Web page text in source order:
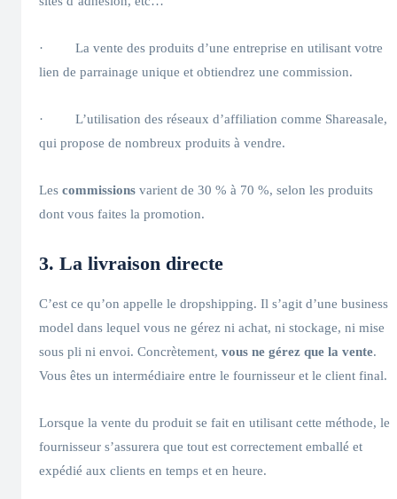
· La vente des produits d’une entreprise en utilisant votre
lien de parrainage unique et obtiendrez une commission.
· L’utilisation des réseaux d’affiliation comme Shareasale,
qui propose de nombreux produits à vendre.
Les commissions varient de 30 % à 70 %, selon les produits
dont vous faites la promotion.
3. La livraison directe
C’est ce qu’on appelle le dropshipping. Il s’agit d’une business
model dans lequel vous ne gérez ni achat, ni stockage, ni mise
sous pli ni envoi. Concrètement, vous ne gérez que la vente.
Vous êtes un intermédiaire entre le fournisseur et le client final.
Lorsque la vente du produit se fait en utilisant cette méthode, le
fournisseur s’assurera que tout est correctement emballé et
expédié aux clients en temps et en heure.